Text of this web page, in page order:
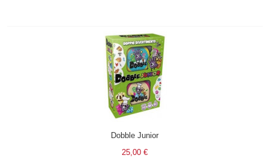
Dobble Junior
25,00 €